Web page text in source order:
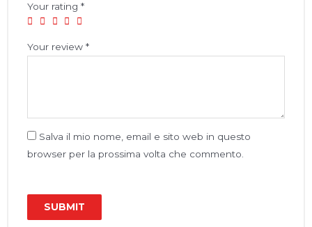
Your rating*
Your review*
Salva il mio nome, email e sito web in questo
browser per la prossima volta che commento.